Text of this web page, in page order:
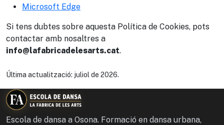
Microsoft Edge
Si tens dubtes sobre aquesta Política de Cookies, pots
contactar amb nosaltres a
info@lafabricadelesarts.cat.
Última actualització: juliol de 2026.
Escola de dansa a Osona. Formació en dansa urbana,